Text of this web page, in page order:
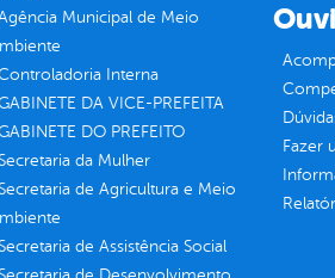
Municipal de Meio
Interna
DA VICE-PREFEITA
DO PREFEITO
da Mulher
de Agricultura e Meio
de Assistência Social
Fazer